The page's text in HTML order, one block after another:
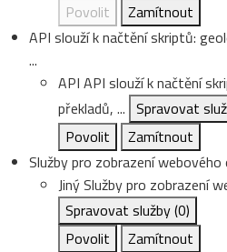
Povolit
Zamítnout
API slouží k načtění skriptů:
...
API API slouží k načtění
překladů, ... Spravovat
Povolit
Zamítnout
Služby pro zobrazení webového
JinýSlužby pro zobrazení
Spravovat služby(0)
Povolit
Zamítnout